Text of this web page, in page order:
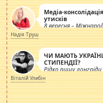
Медіа-
утисків
8 вересня –
журналістів.
Надія Труш
ЧИ МАЮТЬ
СТИПЕНДІЇ?
Рідко пишу
просто дістало!
навколо
роздувається ще
Віталій Улибін